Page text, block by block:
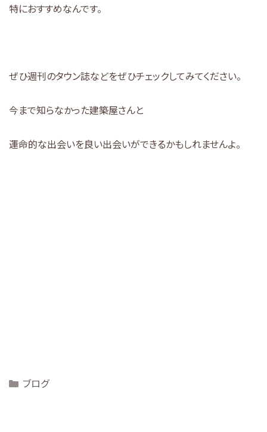
特におすすめなんです。
ぜひ週刊のタウン誌などをぜひチェックしてみてください。
今まで知らなかった建築屋さんと
運命的な出会いを良い出会いができるかもしれませんよ。
Categories
ブログ